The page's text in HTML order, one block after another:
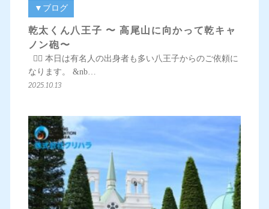
▼ブログ
乾太くん八王子 〜 高尾山に向かって乾キャ
ノン砲〜
💁‍♀️ 本日は有名人の出身者も多い八王子からのご依頼に
なります。 &nb…
2025.10.13